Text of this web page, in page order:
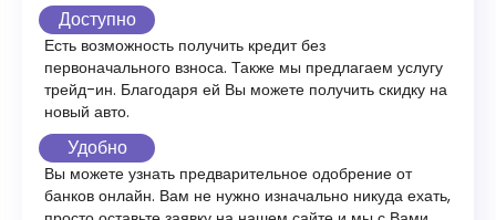
Доступно
Есть возможность получить кредит без
первоначального взноса. Также мы предлагаем услугу
трейд-ин. Благодаря ей Вы можете получить скидку на
новый авто.
Удобно
Вы можете узнать предварительное одобрение от
банков онлайн. Вам не нужно изначально никуда ехать,